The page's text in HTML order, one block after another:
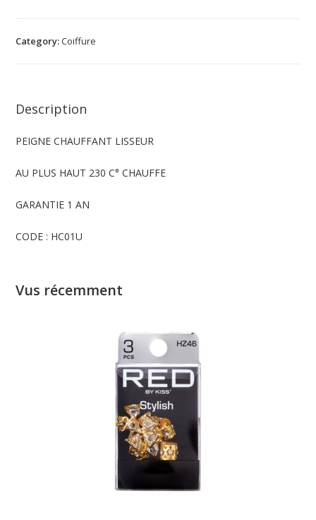
Category:Coiffure
Description
PEIGNE CHAUFFANT LISSEUR
AU PLUS HAUT 230 C° CHAUFFE
GARANTIE 1 AN
CODE : HC01U
Vus récemment